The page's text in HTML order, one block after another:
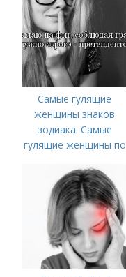
Самые гулящие
женщины знаков
зодиака. Самые
гулящие женщины по